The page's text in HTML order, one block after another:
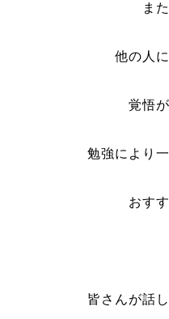
ま
他の人
覚悟
勉強により
おす
皆さんが話